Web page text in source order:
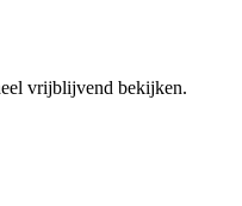
vrijblijvend bekijken.